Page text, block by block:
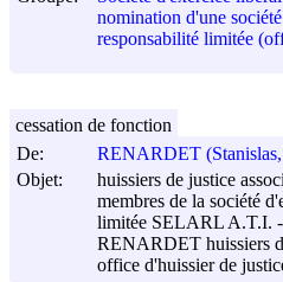
nomination d'une
responsabilité limitée
De:
RENARDET
Objet:
huissiers de justice
membres de la société
limitée SELARL A.T.I.
RENARDET huissiers
office d'huissier de
cessation de fonction